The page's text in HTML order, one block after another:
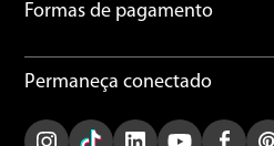
Formas de pagamento
Permaneça conectado